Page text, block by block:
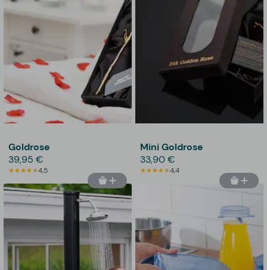
Goldrose
39,95 €
4,5
Mini Goldrose
33,90 €
4,4